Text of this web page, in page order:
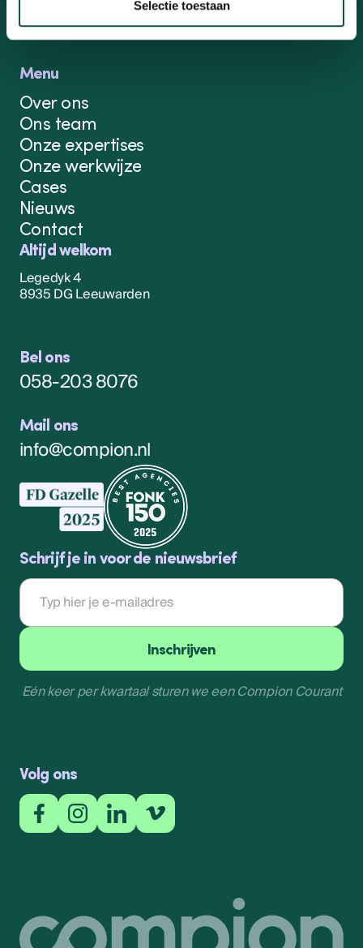
Selectie toestaan
Menu
Over ons
Ons team
Onze expertises
Onze werkwijze
Cases
Nieuws
Contact
Altijd welkom
Legedyk 4
8935 DG Leeuwarden
Bel ons
058-203 8076
Mail ons
info@compion.nl
Schrijf je in voor de nieuwsbrief
E-
mailadres
Inschrijven
Inschrijven
Eén keer per kwartaal sturen we een Compion Courant
Volg ons